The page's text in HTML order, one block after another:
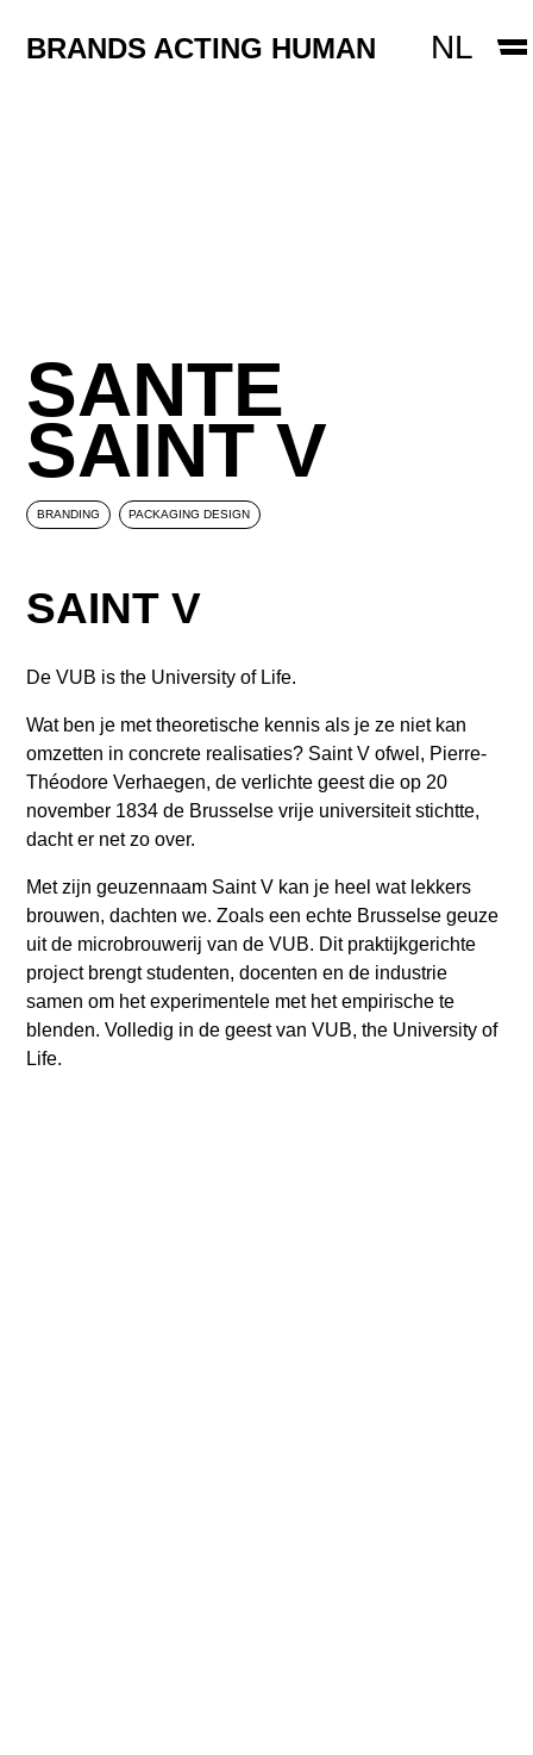
BRANDS ACTING HUMAN
NL
WEBDESIGN
SANTE
SAINT V
BRANDING PACKAGING DESIGN
SAINT V
De VUB is the University of Life.
Wat ben je met theoretische kennis als je ze niet kan
omzetten in concrete realisaties? Saint V ofwel, Pierre-
Théodore Verhaegen, de verlichte geest die op 20
november 1834 de Brusselse vrije universiteit stichtte,
dacht er net zo over.
Met zijn geuzennaam Saint V kan je heel wat lekkers
brouwen, dachten we. Zoals een echte Brusselse geuze
uit de microbrouwerij van de VUB. Dit praktijkgerichte
project brengt studenten, docenten en de industrie
samen om het experimentele met het empirische te
blenden. Volledig in de geest van VUB, the University of
Life.